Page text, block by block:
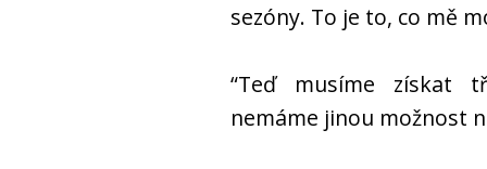
sezóny. To je to, co mě
“Teď musíme získat
nemáme jinou možnost